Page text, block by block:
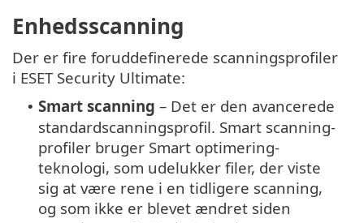
Enhedsscanning
Der er fire foruddefinerede scanningsprofiler
i ESET Security Ultimate:
• Smart scanning – Det er den avancerede
standardscanningsprofil. Smart scanning-
profiler bruger Smart optimering-
teknologi, som udelukker filer, der viste
sig at være rene i en tidligere scanning,
og som ikke er blevet ændret siden